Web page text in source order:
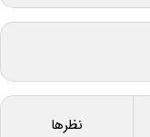
نظرها